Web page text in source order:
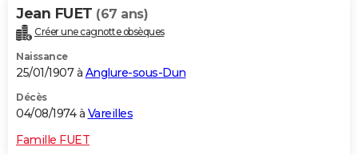
Jean FUET (67 ans)
Créer une cagnotte obsèques
Naissance
25/01/1907 à Anglure-sous-Dun
Décès
04/08/1974 à Vareilles
Famille FUET